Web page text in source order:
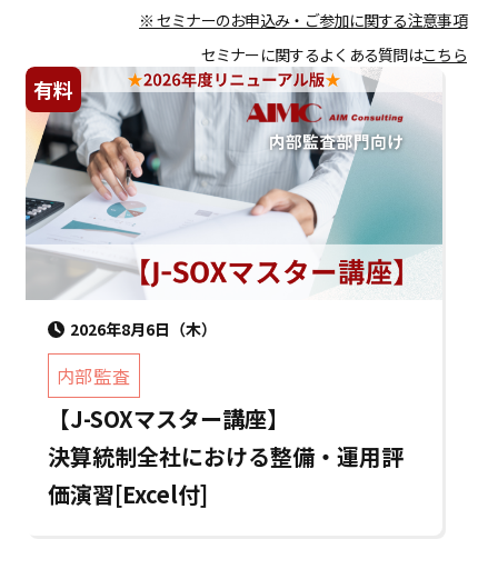
※ セミナーのお申込み・ご参加に関する注意事項
セミナーに関するよくある質問はこちら
有料
2026年8月6日（木）
内部監査
【J-SOXマスター講座】
決算統制全社における整備・運用評
価演習[Excel付]